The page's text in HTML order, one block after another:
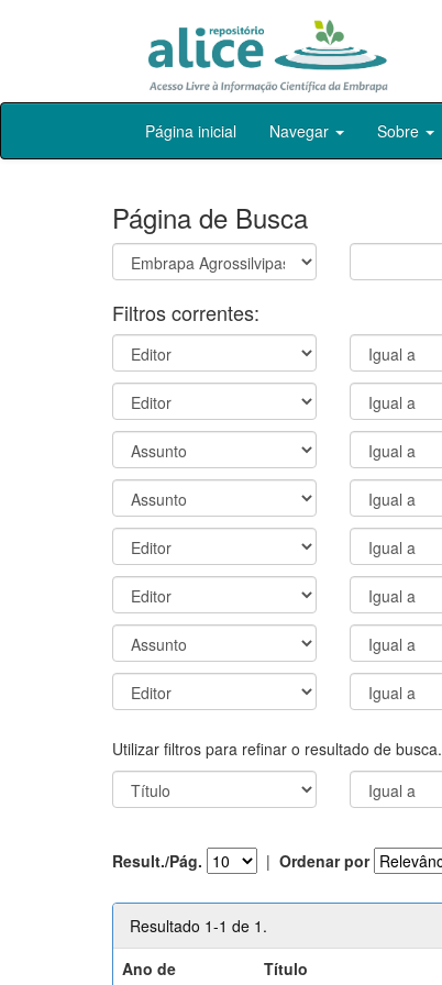
Skip
Página inicial Navegar Sobre
Página de Busca
Filtros correntes:
Utilizar filtros para refinar o resultado de busca.
Result./Pág. | Ordenar por
Resultado 1-1 de 1.
Ano de
Título